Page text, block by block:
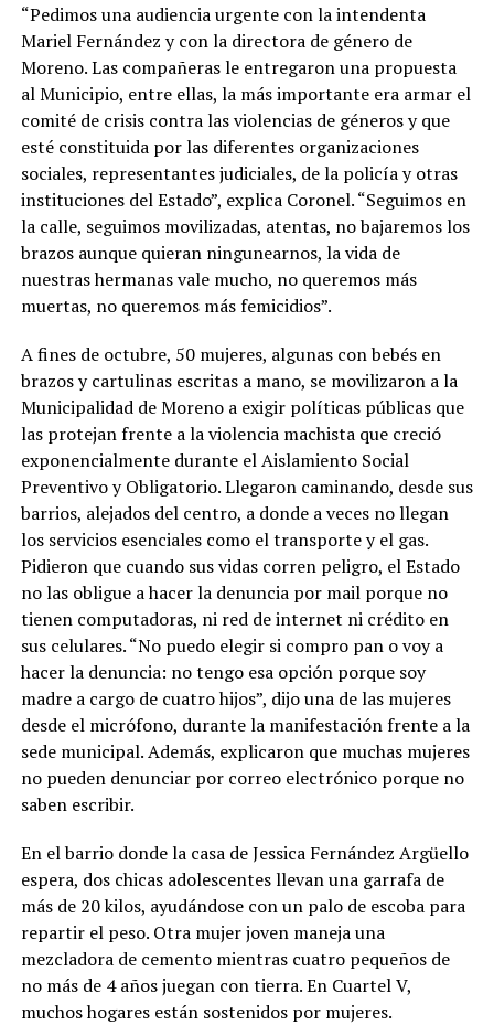
“Pedimos una audiencia urgente con la intendenta
Mariel Fernández y con la directora de género de
Moreno. Las compañeras le entregaron una propuesta
al Municipio, entre ellas, la más importante era armar el
comité de crisis contra las violencias de géneros y que
esté constituida por las diferentes organizaciones
sociales, representantes judiciales, de la policía y otras
instituciones del Estado”, explica Coronel. “Seguimos en
la calle, seguimos movilizadas, atentas, no bajaremos los
brazos aunque quieran ningunearnos, la vida de
nuestras hermanas vale mucho, no queremos más
muertas, no queremos más femicidios”.
A fines de octubre, 50 mujeres, algunas con bebés en
brazos y cartulinas escritas a mano, se movilizaron a la
Municipalidad de Moreno a exigir políticas públicas que
las protejan frente a la violencia machista que creció
exponencialmente durante el Aislamiento Social
Preventivo y Obligatorio. Llegaron caminando, desde sus
barrios, alejados del centro, a donde a veces no llegan
los servicios esenciales como el transporte y el gas.
Pidieron que cuando sus vidas corren peligro, el Estado
no las obligue a hacer la denuncia por mail porque no
tienen computadoras, ni red de internet ni crédito en
sus celulares. “No puedo elegir si compro pan o voy a
hacer la denuncia: no tengo esa opción porque soy
madre a cargo de cuatro hijos”, dijo una de las mujeres
desde el micrófono, durante la manifestación frente a la
sede municipal. Además, explicaron que muchas mujeres
no pueden denunciar por correo electrónico porque no
saben escribir.
En el barrio donde la casa de Jessica Fernández Argüello
espera, dos chicas adolescentes llevan una garrafa de
más de 20 kilos, ayudándose con un palo de escoba para
repartir el peso. Otra mujer joven maneja una
mezcladora de cemento mientras cuatro pequeños de
no más de 4 años juegan con tierra. En Cuartel V,
muchos hogares están sostenidos por mujeres.